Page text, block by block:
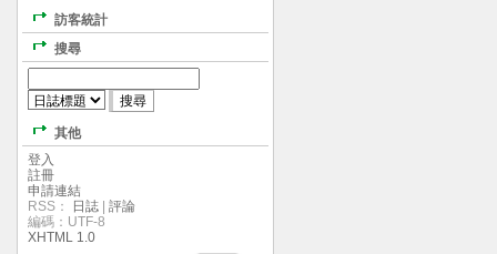
訪客統計
搜尋
其他
登入
註冊
申請連結
RSS：
日誌
評論
編碼：UTF-8
XHTML 1.0